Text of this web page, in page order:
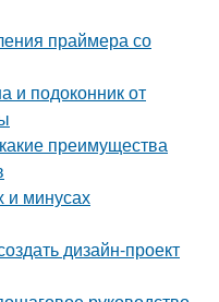
праймера со
и подоконник от
преимущества
и минусах
дизайн-проект